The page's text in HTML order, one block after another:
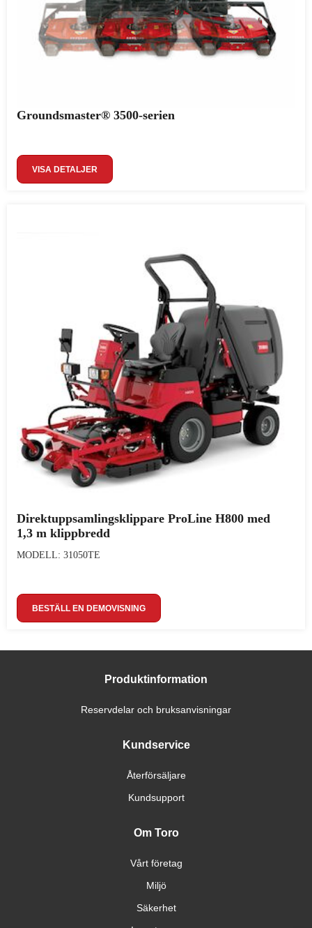
Groundsmaster® 3500-serien
VISA DETALJER
Direktuppsamlingsklippare ProLine H800 med
1,3 m klippbredd
MODELL: 31050TE
BESTÄLL EN DEMOVISNING
Produktinformation
Reservdelar och bruksanvisningar
Kundservice
Återförsäljare
Kundsupport
Om Toro
Vårt företag
Miljö
Säkerhet